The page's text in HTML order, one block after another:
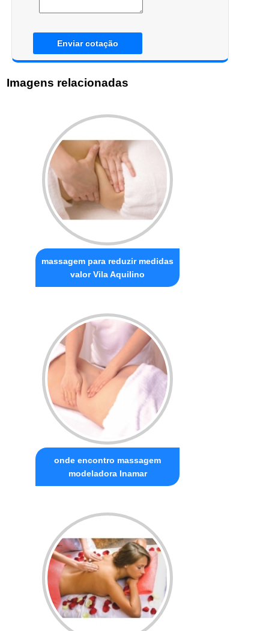
Enviar cotação
Imagens relacionadas
massagem para reduzir medidas
valor Vila Aquilino
onde encontro massagem
modeladora Inamar